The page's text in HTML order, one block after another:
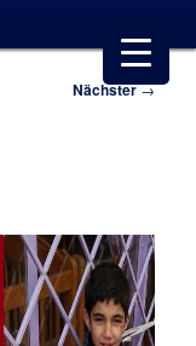
Nächster→